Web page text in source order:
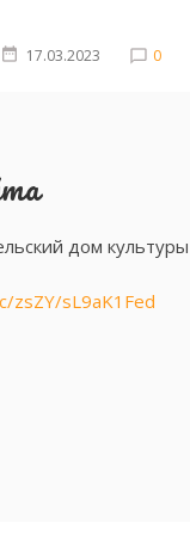
17.03.2023 0
дом
zsZY/sL9aK1Fed